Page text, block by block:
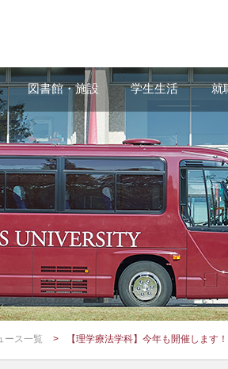
図書館・施設 学生生活 就
ース一覧 【理学療法学科】今年も開催します